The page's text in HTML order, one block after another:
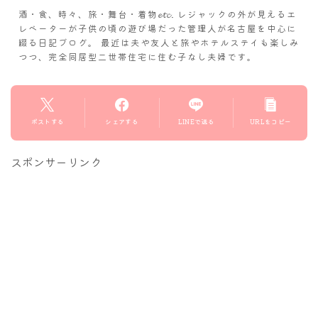
酒・食、時々、旅・舞台・着物𝓮𝓽𝓬. レジャックの外が見えるエ
レベーターが子供の頃の遊び場だった管理人が名古屋を中心に
綴る日記ブログ。 最近は夫や友人と旅やホテルステイも楽しみ
つつ、完全同居型二世帯住宅に住む子なし夫婦です。
ポストする シェアする LINEで送る URLをコピー
スポンサーリンク